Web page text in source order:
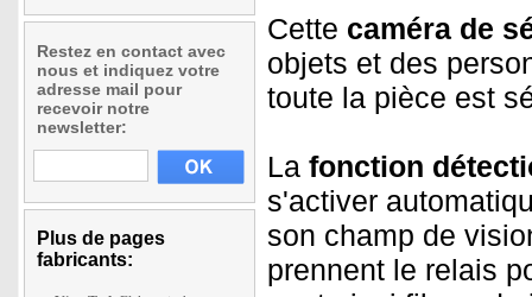
Restez en contact avec
nous et indiquez votre
adresse mail pour
recevoir notre
newsletter:
Plus de pages
fabricants:
Cette caméra de
objets et des
toute la pièce est
La fonction
s'activer
son champ de
prennent le relais